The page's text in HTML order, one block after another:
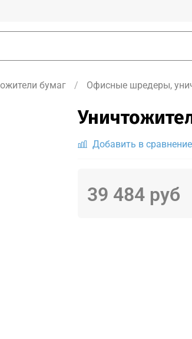
бумаг Офисные шредеры,
Добавить в сравнение
39 484 руб